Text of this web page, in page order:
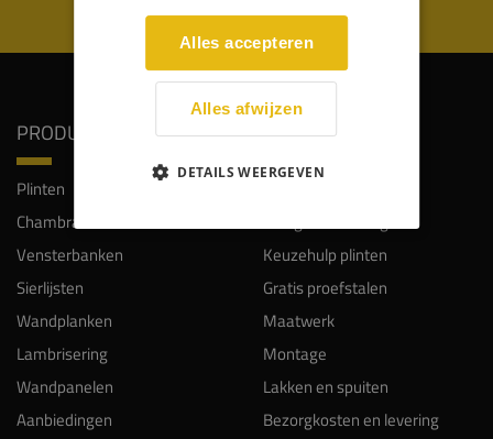
WIJ WORDEN BEOORDEELD MET EEN 8.8
PRODUCTEN
Plinten
Chambranten
Vensterbanken
Sierlijsten
Wandplanken
Lambrisering
Wandpanelen
Aanbiedingen
SERVICE
Keuzehulp plinten
Gratis proefstalen
Maatwerk
Montage
Lakken en spuiten
Bezorgkosten en levering
Alles accepteren
Alles afwijzen
DETAILS WEERGEVEN